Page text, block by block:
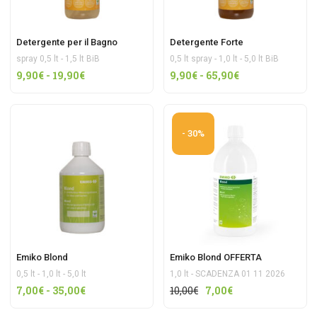
Detergente per il Bagno
spray 0,5 lt - 1,5 lt BiB
9,90€ - 19,90€Fascia
9,90€
a
19,90€
Detergente Forte
0,5 lt spray - 1,0 lt - 5,0 lt BiB
9,90€ - 65,90€Fascia
Emiko Blond
0,5 lt - 1,0 lt - 5,0 lt
7,00€ - 35,00€Fascia
- 30%
Emiko Blond OFFERTA
1,0 lt - SCADENZA 01 11 2026
10,00€ Il
7,00€Il